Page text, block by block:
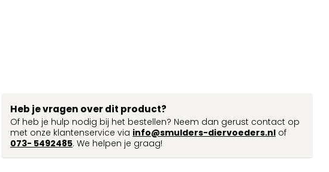
Heb je vragen over dit product?
Of heb je hulp nodig bij het bestellen? Neem dan gerust contact op
met onze klantenservice via info@smulders-diervoeders.nl of
073- 5492485. We helpen je graag!